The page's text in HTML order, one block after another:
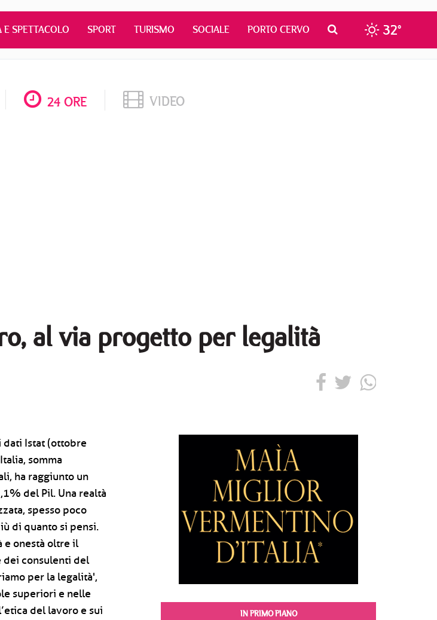
E SPETTACOLO SPORT TURISMO SOCIALE PORTO CERVO 32°
24 ORE VIDEO
al via progetto per legalità
dati Istat (ottobre
somma
ha raggiunto un
del Pil. Una realtà
spesso poco
di quanto si pensi.
e onestà oltre il
dei consulenti del
per la legalità',
superiori e nelle
del lavoro e sui
IN PRIMO PIANO